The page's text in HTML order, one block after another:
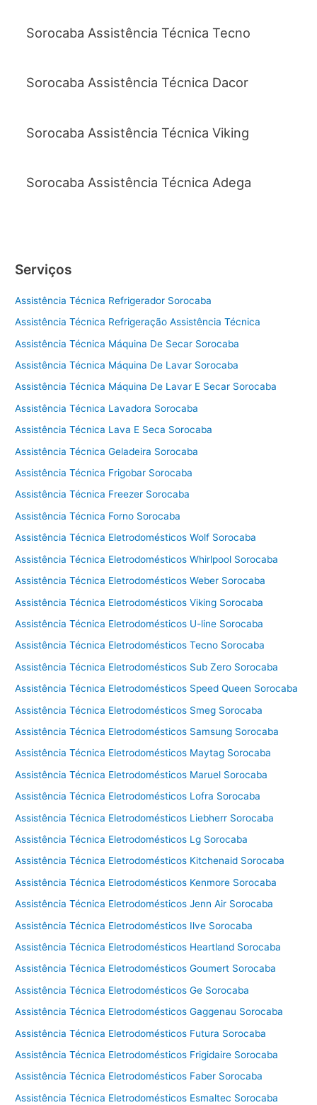
Sorocaba Assistência Técnica Tecno
Sorocaba Assistência Técnica Dacor
Sorocaba Assistência Técnica Viking
Sorocaba Assistência Técnica Adega
Serviços
Assistência Técnica Refrigerador Sorocaba
Assistência Técnica Refrigeração Assistência Técnica
Assistência Técnica Máquina De Secar Sorocaba
Assistência Técnica Máquina De Lavar Sorocaba
Assistência Técnica Máquina De Lavar E Secar Sorocaba
Assistência Técnica Lavadora Sorocaba
Assistência Técnica Lava E Seca Sorocaba
Assistência Técnica Geladeira Sorocaba
Assistência Técnica Frigobar Sorocaba
Assistência Técnica Freezer Sorocaba
Assistência Técnica Forno Sorocaba
Assistência Técnica Eletrodomésticos Wolf Sorocaba
Assistência Técnica Eletrodomésticos Whirlpool Sorocaba
Assistência Técnica Eletrodomésticos Weber Sorocaba
Assistência Técnica Eletrodomésticos Viking Sorocaba
Assistência Técnica Eletrodomésticos U-line Sorocaba
Assistência Técnica Eletrodomésticos Tecno Sorocaba
Assistência Técnica Eletrodomésticos Sub Zero Sorocaba
Assistência Técnica Eletrodomésticos Speed Queen Sorocaba
Assistência Técnica Eletrodomésticos Smeg Sorocaba
Assistência Técnica Eletrodomésticos Samsung Sorocaba
Assistência Técnica Eletrodomésticos Maytag Sorocaba
Assistência Técnica Eletrodomésticos Maruel Sorocaba
Assistência Técnica Eletrodomésticos Lofra Sorocaba
Assistência Técnica Eletrodomésticos Liebherr Sorocaba
Assistência Técnica Eletrodomésticos Lg Sorocaba
Assistência Técnica Eletrodomésticos Kitchenaid Sorocaba
Assistência Técnica Eletrodomésticos Kenmore Sorocaba
Assistência Técnica Eletrodomésticos Jenn Air Sorocaba
Assistência Técnica Eletrodomésticos Ilve Sorocaba
Assistência Técnica Eletrodomésticos Heartland Sorocaba
Assistência Técnica Eletrodomésticos Goumert Sorocaba
Assistência Técnica Eletrodomésticos Ge Sorocaba
Assistência Técnica Eletrodomésticos Gaggenau Sorocaba
Assistência Técnica Eletrodomésticos Futura Sorocaba
Assistência Técnica Eletrodomésticos Frigidaire Sorocaba
Assistência Técnica Eletrodomésticos Faber Sorocaba
Assistência Técnica Eletrodomésticos Esmaltec Sorocaba